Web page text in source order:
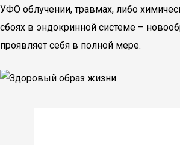
УФО облучении, травмах, либо
сбоях в эндокринной системе –
проявляет себя в полной мере.